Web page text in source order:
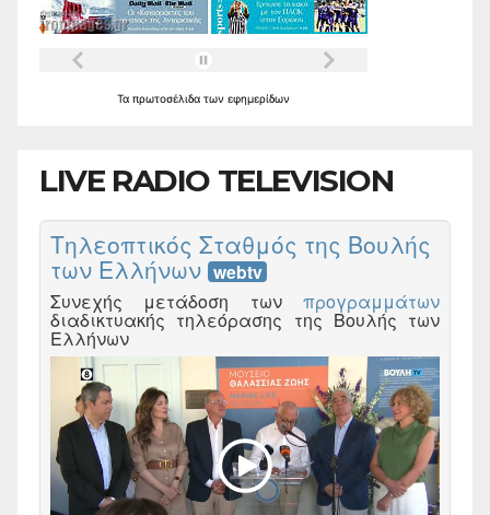
Τα πρωτοσέλιδα των εφημερίδων
LIVE RADIO TELEVISION